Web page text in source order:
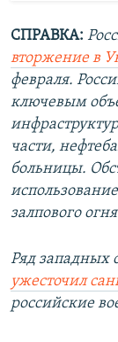
СПРАВКА:
вторжение в
февраля.
ключевым
части,
больницы.
залпового
Ряд западных
ужесточил
российские